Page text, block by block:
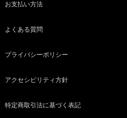
お支払い方法
よくある質問
プライバシーポリシー
アクセシビリティ方針
特定商取引法に基づく表記